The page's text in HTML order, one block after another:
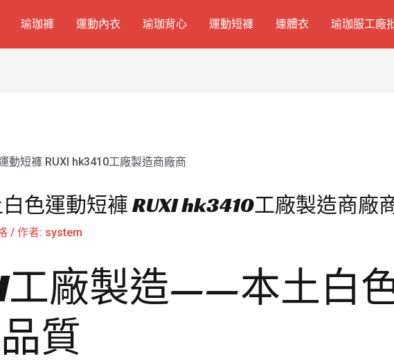
瑜珈褲 運動內衣 瑜珈背心 運動短褲 連體衣 瑜珈服工廠
色運動短褲 RUXI hk3410工廠製造商廠
/ 作者: system
工廠製造——本土白
質